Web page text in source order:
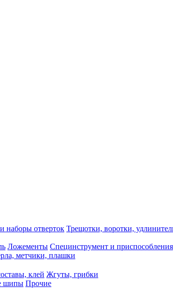
наборы отверток Трещотки, воротки,
Ложементы Специнструмент и приспособления
метчики, плашки
клей Жгуты, грибки
шипы Прочие